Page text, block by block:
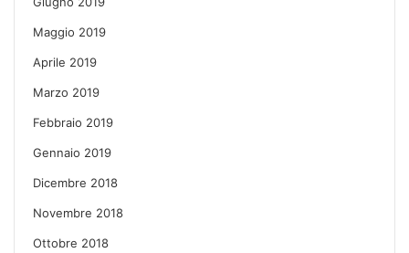
Maggio 2019
Aprile 2019
Marzo 2019
Febbraio 2019
Gennaio 2019
Dicembre 2018
Novembre 2018
Ottobre 2018